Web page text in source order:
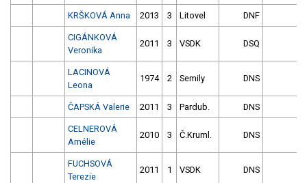
KRŠKOVÁ Anna 2013 3 Litovel DNF
CIGÁNKOVÁ
Veronika
2011 3 VSDK DSQ
LACINOVÁ
Leona
1974 2 Semily DNS
ČAPSKÁ Valerie 2011 3 Pardub. DNS
CELNEROVÁ
Amélie
2010 3 Č.Kruml. DNS
FUCHSOVÁ
Terezie
2011 1 VSDK DNS